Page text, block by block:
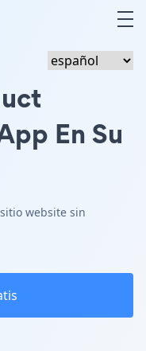
En Su
website sin